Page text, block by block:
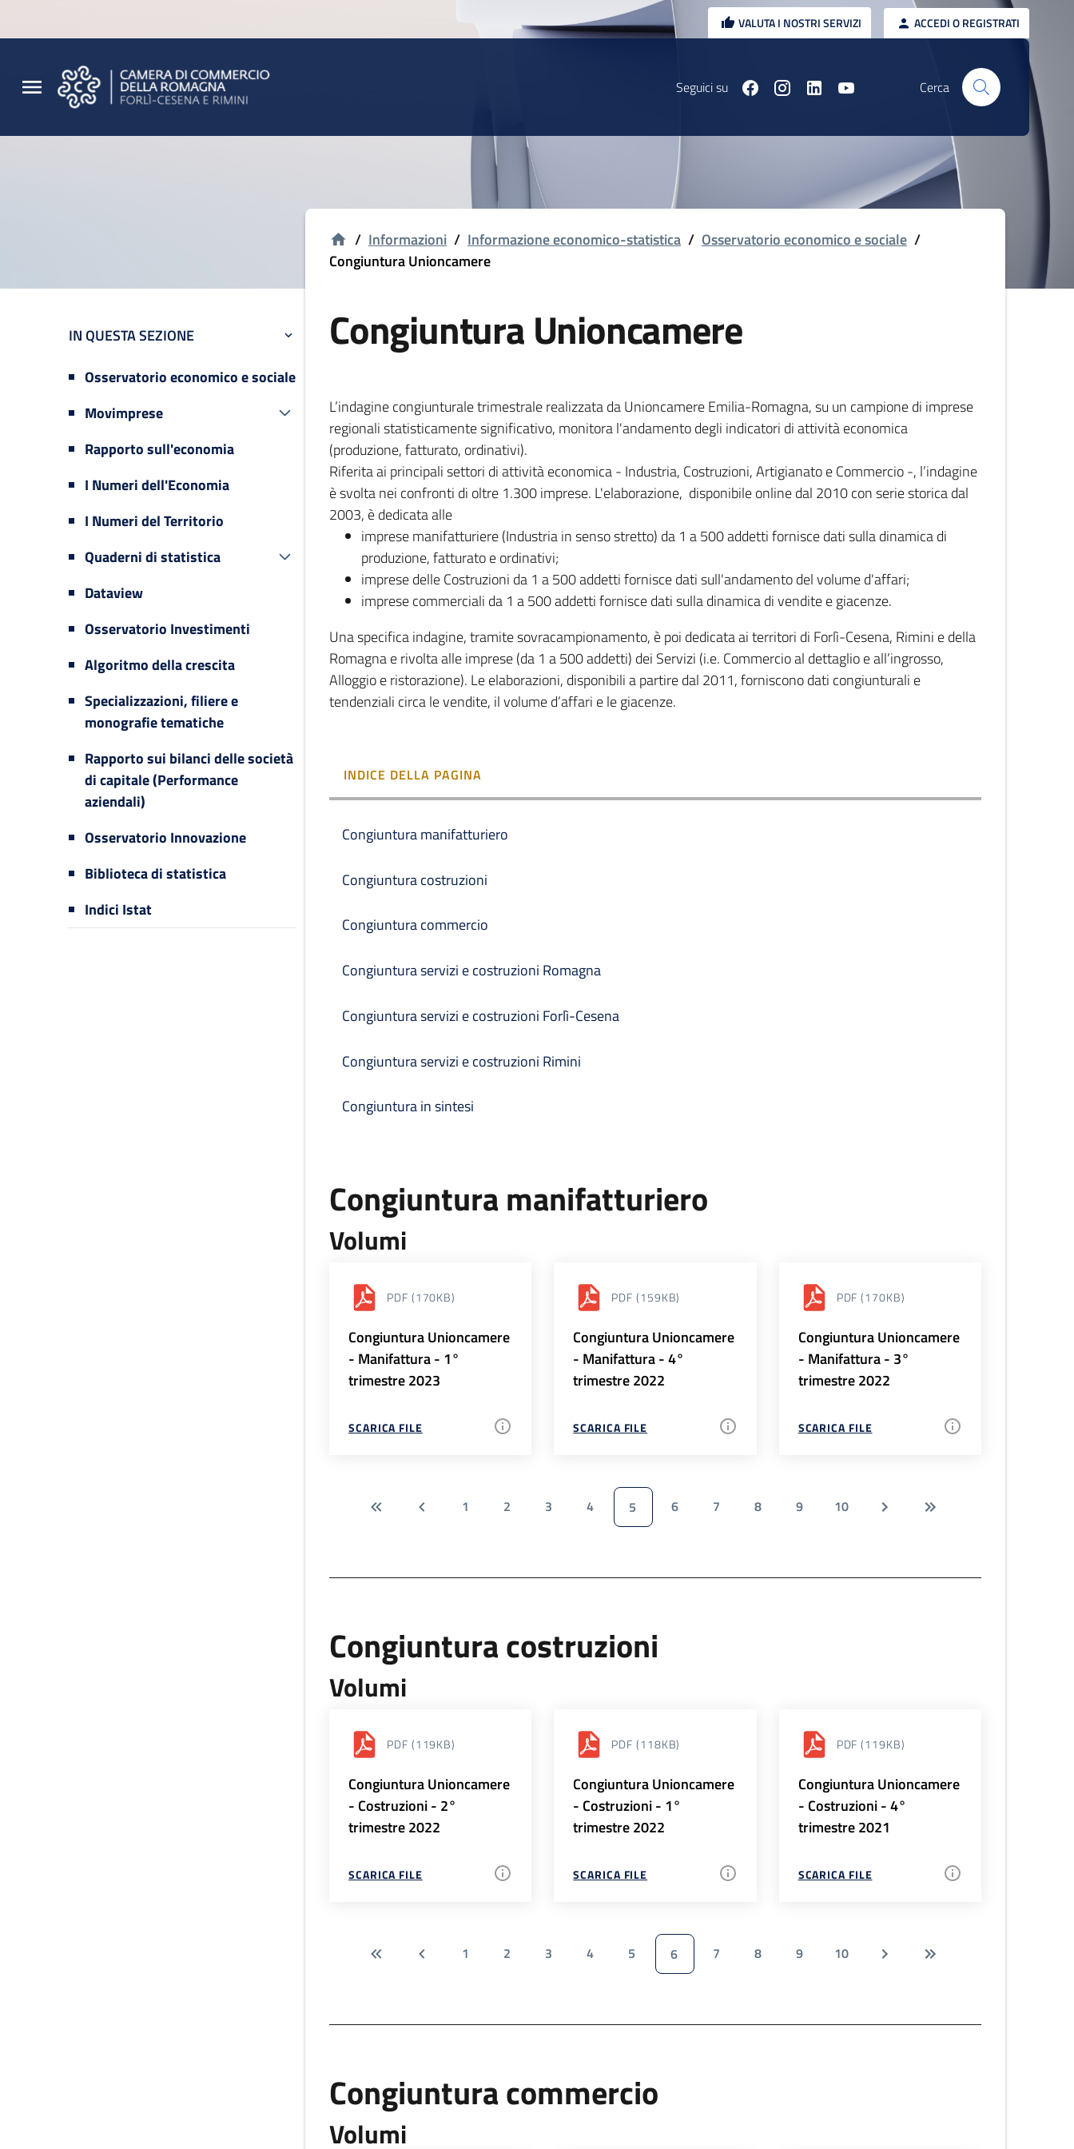
VALUTA I NOSTRI SERVIZI ACCEDI O REGISTRATI
Seguici su Cerca
IN QUESTA SEZIONE
Osservatorio economico e sociale
Movimprese
Rapporto sull'economia
I Numeri dell'Economia
I Numeri del Territorio
Quaderni di statistica
Dataview
Osservatorio Investimenti
Algoritmo della crescita
Specializzazioni, filiere e
monografie tematiche
Rapporto sui bilanci delle società
di capitale (Performance
aziendali)
Osservatorio Innovazione
Biblioteca di statistica
Indici Istat
/ Informazioni / Informazione economico-statistica / Osservatorio economico e sociale /
Congiuntura Unioncamere
Congiuntura Unioncamere
L’indagine congiunturale trimestrale realizzata da Unioncamere Emilia-Romagna, su un campione di imprese
regionali statisticamente significativo, monitora l'andamento degli indicatori di attività economica
(produzione, fatturato, ordinativi).
Riferita ai principali settori di attività economica - Industria, Costruzioni, Artigianato e Commercio -, l’indagine
è svolta nei confronti di oltre 1.300 imprese. L'elaborazione, disponibile online dal 2010 con serie storica dal
2003, è dedicata alle
imprese manifatturiere (Industria in senso stretto) da 1 a 500 addetti fornisce dati sulla dinamica di
produzione, fatturato e ordinativi;
imprese delle Costruzioni da 1 a 500 addetti fornisce dati sull'andamento del volume d'affari;
imprese commerciali da 1 a 500 addetti fornisce dati sulla dinamica di vendite e giacenze.
Una specifica indagine, tramite sovracampionamento, è poi dedicata ai territori di Forlì-Cesena, Rimini e della
Romagna e rivolta alle imprese (da 1 a 500 addetti) dei Servizi (i.e. Commercio al dettaglio e all’ingrosso,
Alloggio e ristorazione). Le elaborazioni, disponibili a partire dal 2011, forniscono dati congiunturali e
tendenziali circa le vendite, il volume d’affari e le giacenze.
INDICE DELLA PAGINA
Congiuntura manifatturiero
Congiuntura costruzioni
Congiuntura commercio
Congiuntura servizi e costruzioni Romagna
Congiuntura servizi e costruzioni Forlì-Cesena
Congiuntura servizi e costruzioni Rimini
Congiuntura in sintesi
Congiuntura manifatturiero
Volumi
PDF (170KB)
Congiuntura Unioncamere
- Manifattura - 1°
trimestre 2023
SCARICA FILE
PDF (159KB)
Congiuntura Unioncamere
- Manifattura - 4°
trimestre 2022
SCARICA FILE
PDF (170KB)
Congiuntura Unioncamere
- Manifattura - 3°
trimestre 2022
SCARICA FILE
1 2 3 4 5 6 7 8 9 10
Congiuntura costruzioni
Volumi
PDF (119KB)
Congiuntura Unioncamere
- Costruzioni - 2°
trimestre 2022
SCARICA FILE
PDF (118KB)
Congiuntura Unioncamere
- Costruzioni - 1°
trimestre 2022
SCARICA FILE
PDF (119KB)
Congiuntura Unioncamere
- Costruzioni - 4°
trimestre 2021
SCARICA FILE
1 2 3 4 5 6 7 8 9 10
Congiuntura commercio
Volumi